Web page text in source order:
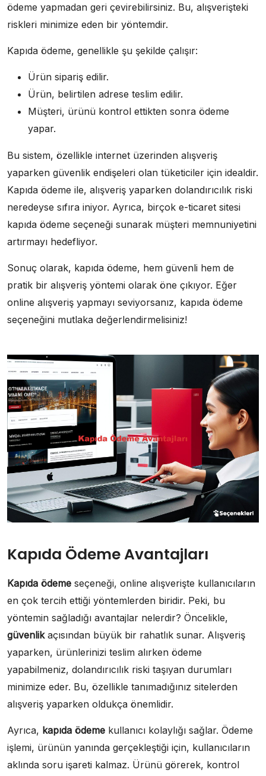
ödeme yapmadan geri çevirebilirsiniz. Bu, alışverişteki
riskleri minimize eden bir yöntemdir.
Kapıda ödeme, genellikle şu şekilde çalışır:
Ürün sipariş edilir.
Ürün, belirtilen adrese teslim edilir.
Müşteri, ürünü kontrol ettikten sonra ödeme
yapar.
Bu sistem, özellikle internet üzerinden alışveriş
yaparken güvenlik endişeleri olan tüketiciler için idealdir.
Kapıda ödeme ile, alışveriş yaparken dolandırıcılık riski
neredeyse sıfıra iniyor. Ayrıca, birçok e-ticaret sitesi
kapıda ödeme seçeneği sunarak müşteri memnuniyetini
artırmayı hedefliyor.
Sonuç olarak, kapıda ödeme, hem güvenli hem de
pratik bir alışveriş yöntemi olarak öne çıkıyor. Eğer
online alışveriş yapmayı seviyorsanız, kapıda ödeme
seçeneğini mutlaka değerlendirmelisiniz!
Kapıda Ödeme Avantajları
Kapıda ödeme seçeneği, online alışverişte kullanıcıların
en çok tercih ettiği yöntemlerden biridir. Peki, bu
yöntemin sağladığı avantajlar nelerdir? Öncelikle,
güvenlikaçısından büyük bir rahatlık sunar. Alışveriş
yaparken, ürünlerinizi teslim alırken ödeme
yapabilmeniz, dolandırıcılık riski taşıyan durumları
minimize eder. Bu, özellikle tanımadığınız sitelerden
alışveriş yaparken oldukça önemlidir.
Ayrıca, kapıda ödeme kullanıcı kolaylığı sağlar. Ödeme
işlemi, ürünün yanında gerçekleştiği için, kullanıcıların
aklında soru işareti kalmaz. Ürünü görerek, kontrol